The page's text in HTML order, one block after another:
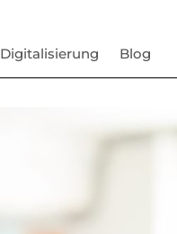
Digitalisierung Blog